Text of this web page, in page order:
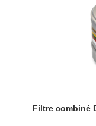
Filtre combiné